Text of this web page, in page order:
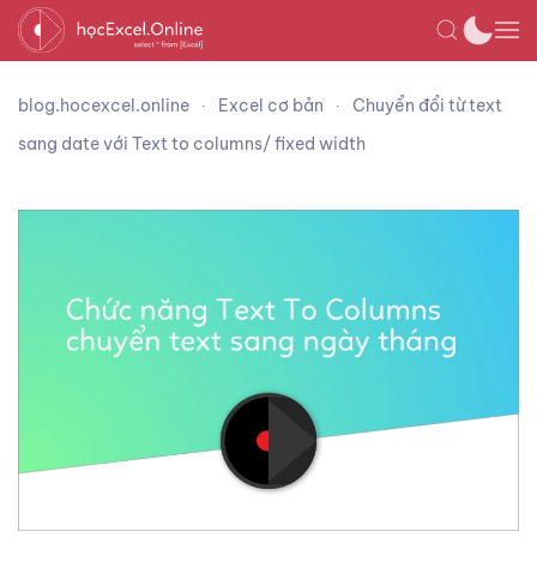
blog.hocexcel.online Excel cơ bản
Chuyển đổi từ text
sang date với Text to columns/ fixed width